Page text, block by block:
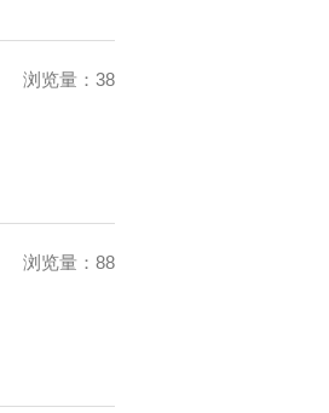
浏览量：38
浏览量：88